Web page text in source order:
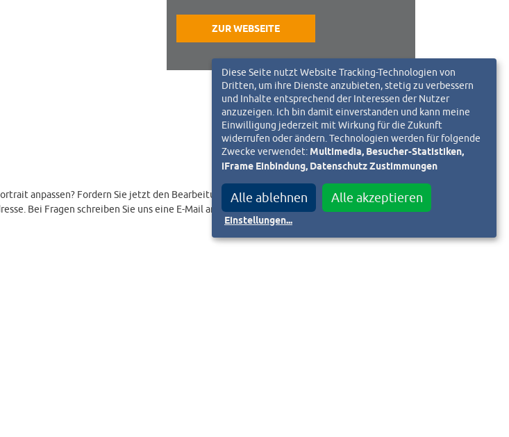
ZUR WEBSEITE
anpassen? Fordern Sie jetzt den Bearbeitungslink an.
Bei Fragen schreiben Sie uns eine E-Mail an
Diese Seite nutzt Website Tracking-Technologien von
Dritten, um ihre Dienste anzubieten, stetig zu verbessern
und Inhalte entsprechend der Interessen der Nutzer
anzuzeigen. Ich bin damit einverstanden und kann meine
Einwilligung jederzeit mit Wirkung für die Zukunft
widerrufen oder ändern. Technologien werden für folgende
Zwecke verwendet:Multimedia, Besucher-Statistiken,
iFrame Einbindung, Datenschutz Zustimmungen
Alle ablehnen Alle akzeptieren
Einstellungen...